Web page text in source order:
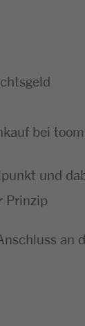
bei
und
Prinzip
an